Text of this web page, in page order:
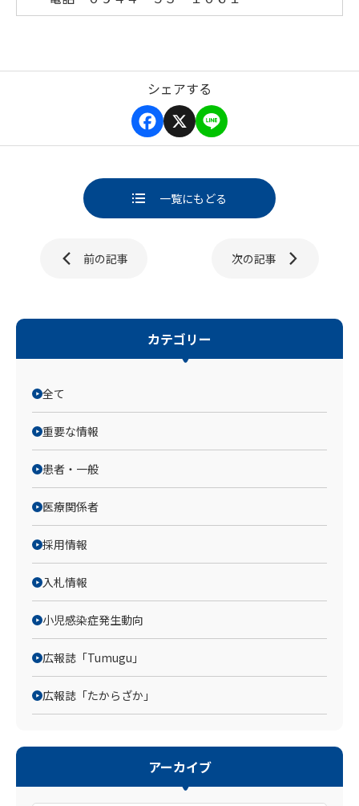
シェアする
F
e
b
o
o
X L
e
一覧にもどる
前の記事 次の記事
カテゴリー
全て
重要な情報
患者・一般
医療関係者
採用情報
入札情報
小児感染症発生動向
広報誌「Tumugu」
広報誌「たからざか」
アーカイブ